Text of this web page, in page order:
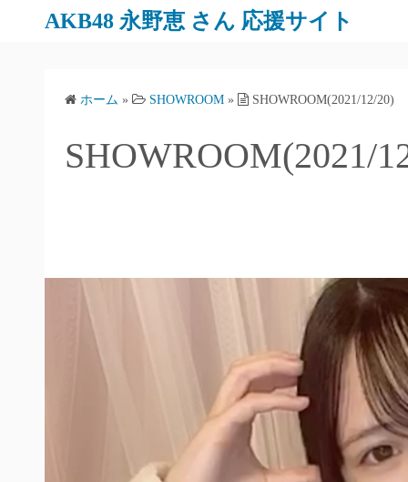
AKB48 永野恵 さん 応援サイト
ホーム » SHOWROOM » SHOWROOM(2021/12/20)
SHOWROOM(2021/